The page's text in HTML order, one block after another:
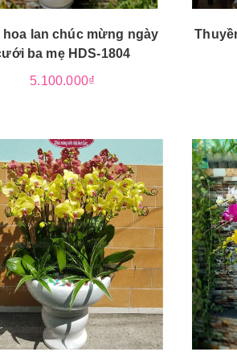
hoa lan chúc mừng ngày
ba mẹ HDS-1804
5.100.000₫